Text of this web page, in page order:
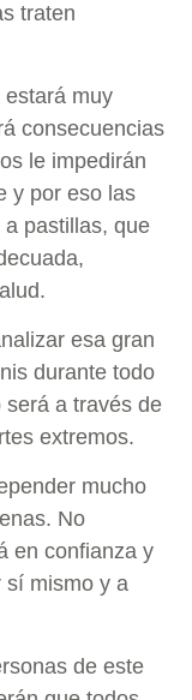
traten
estará muy
consecuencias
le impedirán
y por eso las
pastillas, que
esa gran
durante todo
a través de
extremos.
mucho
No
en confianza y
sí mismo y a
de este